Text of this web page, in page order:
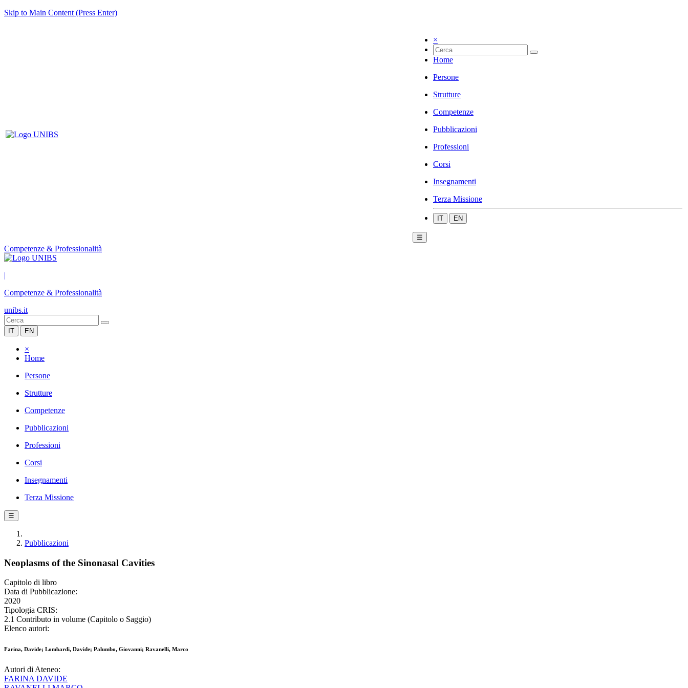
Skip to Main Content (Press Enter)
×
Home
Persone
Strutture
Competenze
Pubblicazioni
Professioni
Corsi
Insegnamenti
Terza Missione
IT EN
☰
Competenze & Professionalità
|
Competenze & Professionalità
unibs.it
IT EN
×
Home
Persone
Strutture
Competenze
Pubblicazioni
Professioni
Corsi
Insegnamenti
Terza Missione
☰
Pubblicazioni
Neoplasms of the Sinonasal Cavities
Capitolo di libro
Data di Pubblicazione:
2020
Tipologia CRIS:
2.1 Contributo in volume (Capitolo o Saggio)
Elenco autori:
Farina, Davide; Lombardi, Davide; Palumbo, Giovanni; Ravanelli, Marco
Autori di Ateneo:
FARINA DAVIDE